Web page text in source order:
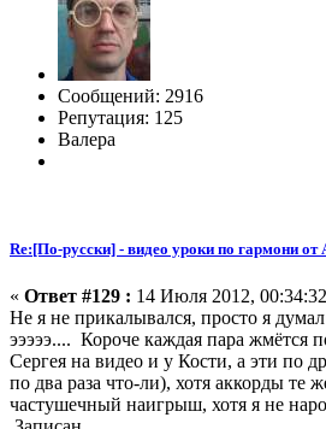
Сообщений: 2916
Репутация: 125
Валера
Re:[По-русски] - видео уроки по гармони
« Ответ #129 : 14 Июля 2012,
Не я не прикалывался, просто я
эээээ.... Короче каждая пара жмётся
Сергея на видео и у Кости, а эти по
по два раза что-ли), хотя аккорды те
частушечный наигрыш, хотя я не